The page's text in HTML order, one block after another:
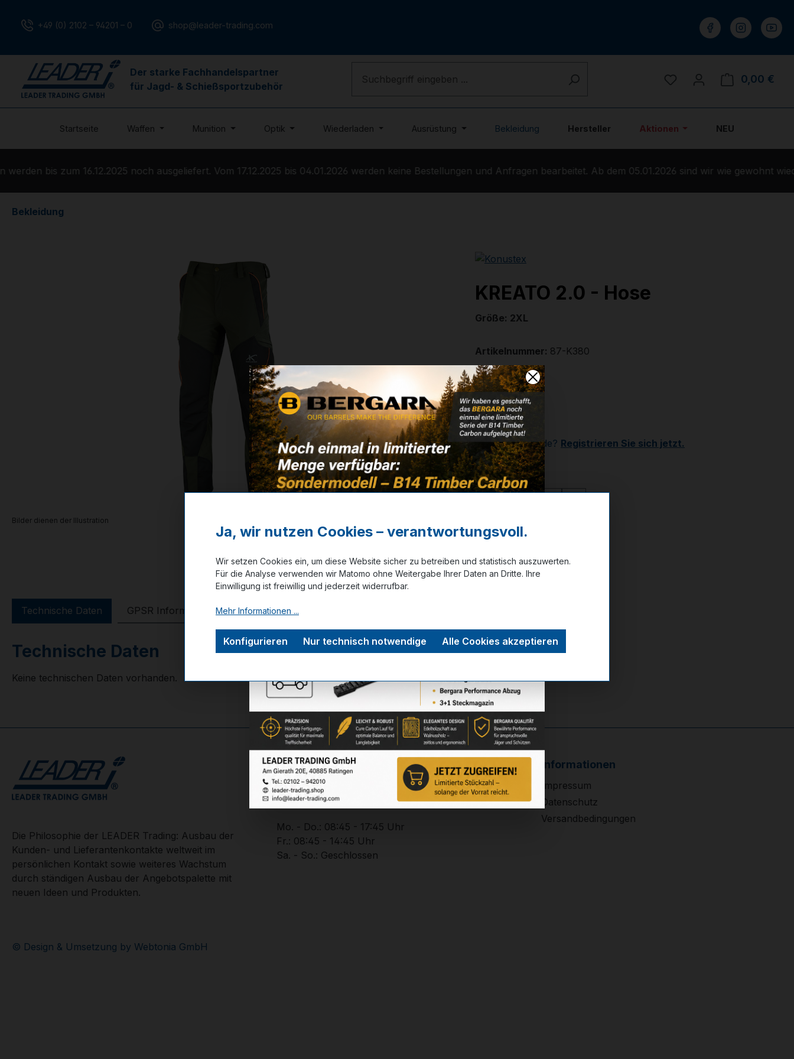
+49 (0) 2102 – 94201 – 0 shop@leader-trading.com
Der starke Fachhandelspartner
für Jagd- & Schießsportzubehör
Du hast 0 Produkte auf
0,00 €
Startseite Waffen Munition Optik Wiederladen Ausrüstung Bekleidung Hersteller Aktionen NEU
bis zum 16.12.2025 noch ausgeliefert. Vom 17.12.2025 bis 04.01.2026 werden keine Bestellungen und Anfragen bearbeitet. Ab dem 05.01.2026 sind wir wie gewohnt
Bekleidung
Bilder dienen der Illustration
KREATO 2.0 - Hose
Größe: 2XL
Artikelnummer: 87-K380
179,00 €
✔ Auf Lager
Noch kein Kunde? Registrieren Sie sich jetzt.
Größeauswählen
Technische Daten GPSR Information Bewertungen
Technische Daten
Keine technischen Daten vorhanden.
Die Philosophie der LEADER Trading: Ausbau der
Kunden- und Lieferantenkontakte weltweit im
persönlichen Kontakt sowie weiteres Wachstum
durch ständigen Ausbau der Angebotspalette mit
neuen Ideen und Produkten.
Service-Hotline
Unterstützung zu Ihrer Bestellung:
+49 (0) 2102 – 94201 – 0
Mo. - Do.: 08:45 - 17:45 Uhr
Fr.: 08:45 - 14:45 Uhr
Sa. - So.: Geschlossen
Informationen
Impressum
Datenschutz
Versandbedingungen
© Design & Umsetzung by Webtonia GmbH
Ja, wir nutzen Cookies – verantwortungsvoll.
Wir setzen Cookies ein, um diese Website sicher zu betreiben und statistisch auszuwerten.
Für die Analyse verwenden wir Matomo ohne Weitergabe Ihrer Daten an Dritte. Ihre
Einwilligung ist freiwillig und jederzeit widerrufbar.
Mehr Informationen ...
Nur technisch notwendige
Konfigurieren Alle Cookies akzeptieren